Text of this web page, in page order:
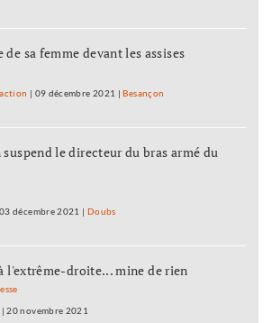
sa femme devant les assises
| 09 décembre 2021 |Besançon
le directeur du bras armé du
03 décembre 2021 | Doubs
l'extrême-droite... mine de rien
|20 novembre 2021